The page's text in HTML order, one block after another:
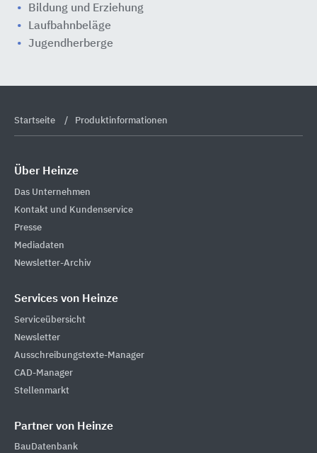
Bildung und Erziehung
Laufbahnbeläge
Jugendherberge
Startseite Produktinformationen
Über Heinze
Das Unternehmen
Kontakt und Kundenservice
Presse
Mediadaten
Newsletter-Archiv
Services von Heinze
Serviceübersicht
Newsletter
Ausschreibungstexte-Manager
CAD-Manager
Stellenmarkt
Partner von Heinze
BauDatenbank